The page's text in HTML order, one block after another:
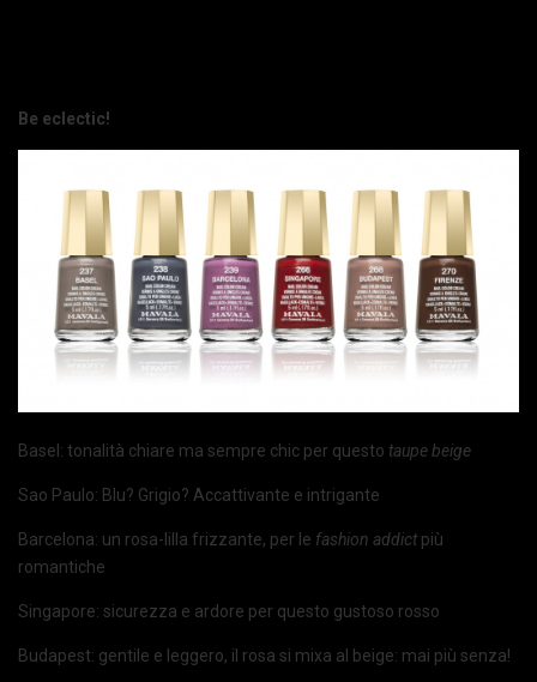
Be eclectic!
Basel: tonalità chiare ma sempre chic per questo taupe beige
Sao Paulo: Blu? Grigio? Accattivante e intrigante
Barcelona: un rosa-lilla frizzante, per le fashion addict più
romantiche
Singapore: sicurezza e ardore per questo gustoso rosso
Budapest: gentile e leggero, il rosa si mixa al beige: mai più senza!